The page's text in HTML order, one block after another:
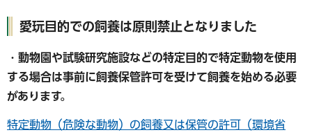
愛玩目的での飼養は原則禁止となりました
・動物園や試験研究施設などの特定目的で特定動物を使用
する場合は事前に飼養保管許可を受けて飼養を始める必要
があります。
特定動物（危険な動物）の飼養又は保管の許可（環境省